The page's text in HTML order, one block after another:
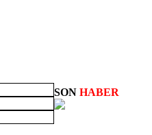
SON HABER